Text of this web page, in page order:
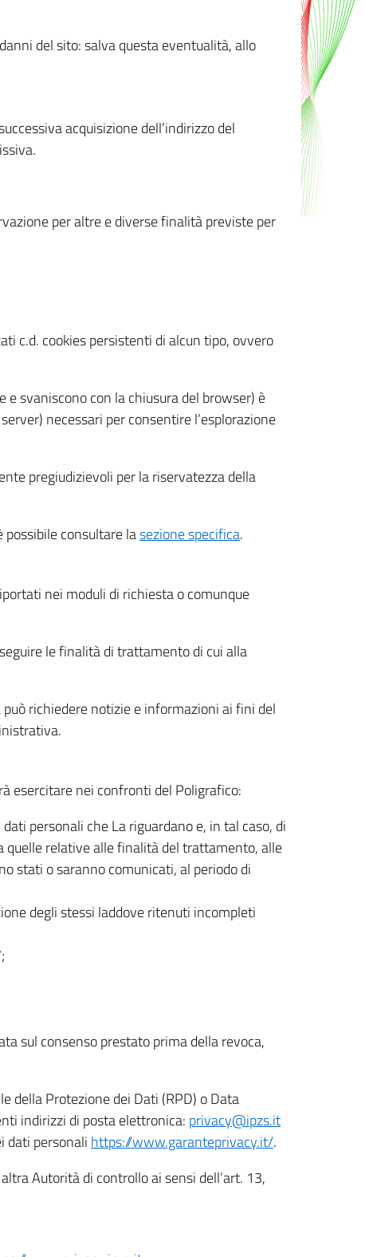
del sito: salva questa eventualità, allo
acquisizione dell’indirizzo del
per altre e diverse finalità previste per
c.d. cookies persistenti di alcun tipo, ovvero
e svaniscono con la chiusura del browser) è
necessari per consentire l’esplorazione
pregiudizievoli per la riservatezza della
consultare lasezione specifica.
nei moduli di richiesta o comunque
le finalità di trattamento di cui alla
richiedere notizie e informazioni ai fini del
esercitare nei confronti del Poligrafico:
personali che La riguardano e, in tal caso, di
quelle relative alle finalità del trattamento, alle
stati o saranno comunicati, al periodo di
degli stessi laddove ritenuti incompleti
sul consenso prestato prima della revoca,
della Protezione dei Dati (RPD) o Data
indirizzi di posta elettronica: privacy@ipzs.it
dati personali https://www.garanteprivacy.it/.
Autorità di controllo ai sensi dell’art. 13,